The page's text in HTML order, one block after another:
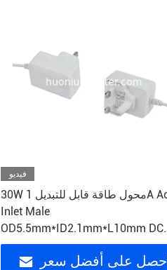
فيديو
30W محول طاقة قابل للتبديل 1A Ac
Inlet Male
OD5.5mm*ID2.1mm*L10mm DC
Connector
احصل على أفضل سعر